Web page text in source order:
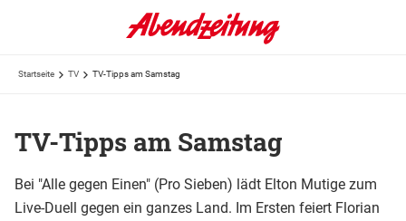
Startseite TV TV-Tipps am Samstag
TV-Tipps am Samstag
Bei "Alle gegen Einen" (Pro Sieben) lädt Elton Mutige zum
Live-Duell gegen ein ganzes Land. Im Ersten feiert Florian